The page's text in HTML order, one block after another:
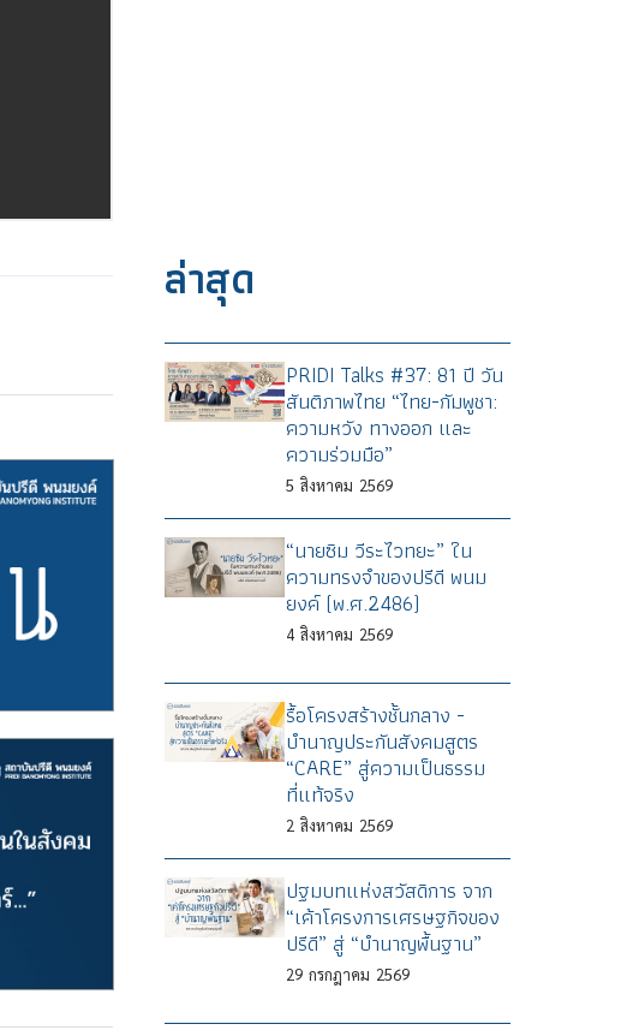
ล่าสุด
PRIDI Talks #37: 81 ปี วัน
สันติภาพไทย “ไทย-กัมพูชา:
ความหวัง ทางออก และ
ความร่วมมือ”
5 สิงหาคม 2569
“นายซิม วีระไวทยะ” ใน
ความทรงจำของปรีดี พนม
ยงค์ (พ.ศ.2486)
4 สิงหาคม 2569
รื้อโครงสร้างชั้นกลาง -
บำนาญประกันสังคมสูตร
“CARE” สู่ความเป็นธรรม
ที่แท้จริง
2 สิงหาคม 2569
ปฐมบทแห่งสวัสดิการ จาก
“เค้าโครงการเศรษฐกิจของ
ปรีดี” สู่ “บำนาญพื้นฐาน”
29 กรกฎาคม 2569